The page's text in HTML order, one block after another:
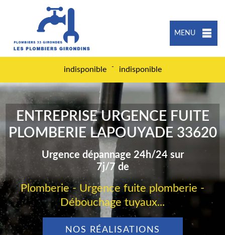
MENU
indisponible - indisponible
ENTREPRISE URGENCE FUITE
PLOMBERIE LAPOUYADE 33620
Urgence dépannage 24h/24 sur
7j/7 de
Plomberie - Urgence fuite plomberie -
Débouchage tuyaux...
NOS RÉALISATIONS